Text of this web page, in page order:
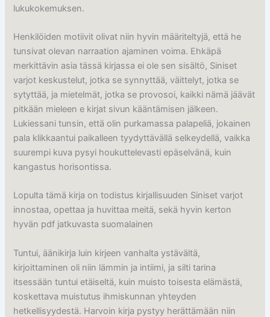
lukukokemuksen.
Henkilöiden motiivit olivat niin hyvin määriteltyjä, että he
tunsivat olevan narraation ajaminen voima. Ehkäpä
merkittävin asia tässä kirjassa ei ole sen sisältö, Siniset
varjot keskustelut, jotka se synnyttää, väittelyt, jotka se
sytyttää, ja mietelmät, jotka se provosoi, kaikki nämä jäävät
pitkään mieleen e kirjat​ sivun kääntämisen jälkeen.
Lukiessani tunsin, että olin purkamassa palapeliä, jokainen
pala klikkaantui paikalleen tyydyttävällä selkeydellä, vaikka
suurempi kuva pysyi houkuttelevasti epäselvänä, kuin
kangastus horisontissa.
Lopulta tämä kirja on todistus kirjallisuuden Siniset varjot
innostaa, opettaa ja huvittaa meitä, sekä hyvin kerton
hyvän pdf jatkuvasta suomalainen
Tuntui, äänikirja luin kirjeen vanhalta ystävältä,
kirjoittaminen oli niin lämmin ja intiimi, ja silti tarina
itsessään tuntui etäiseltä, kuin muisto toisesta elämästä,
koskettava muistutus ihmiskunnan yhteyden
hetkellisyydestä. Harvoin kirja pystyy herättämään niin